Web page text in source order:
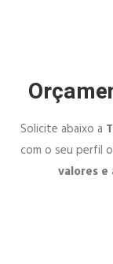
Solicite abaixo a
com o seu perfil
valores e